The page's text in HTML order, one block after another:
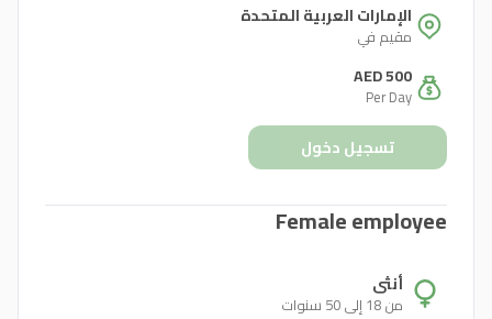
الإمارات العربية المتحدة
مقيم في
AED 500
Per Day
تسجيل دخول
Female employee
أنثى
من 18 إلى 50 سنوات